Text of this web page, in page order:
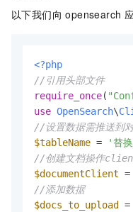
以下我们向 opensearch
<?php
//引用头部文件
require_once(
use OpenSearch\
//设置数据需推送到
$tableName = '替
//创建文档操作
$documentClient =
//添加数据
$docs_to_upload
=